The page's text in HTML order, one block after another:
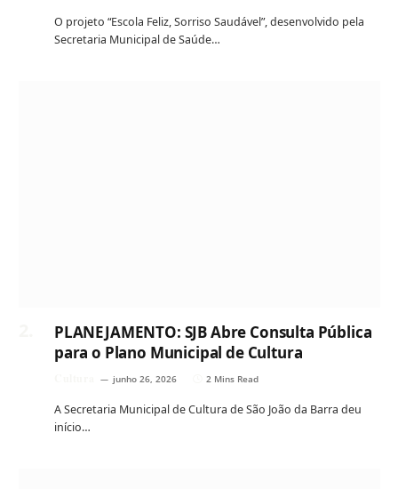
O projeto “Escola Feliz, Sorriso Saudável”, desenvolvido pela
Secretaria Municipal de Saúde…
PLANEJAMENTO: SJB Abre Consulta Pública
para o Plano Municipal de Cultura
junho 26, 2026 2 Mins Read
A Secretaria Municipal de Cultura de São João da Barra deu
início…